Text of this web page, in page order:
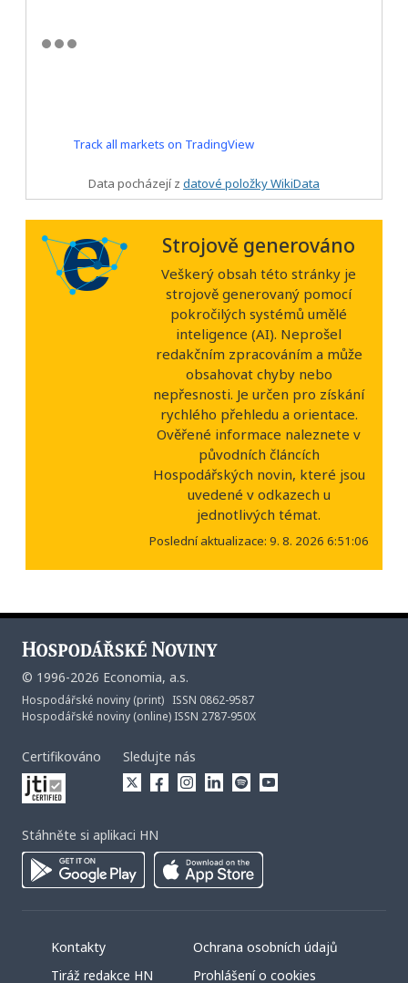
Track all markets on TradingView
Data pocházejí z datové položky WikiData
Strojově generováno
Veškerý obsah této stránky je
strojově generovaný pomocí
pokročilých systémů umělé
inteligence (AI). Neprošel
redakčním zpracováním a může
obsahovat chyby nebo
nepřesnosti. Je určen pro získání
rychlého přehledu a orientace.
Ověřené informace naleznete v
původních článcích
Hospodářských novin, které jsou
uvedené v odkazech u
jednotlivých témat.
Poslední aktualizace: 9. 8. 2026 6:51:06
© 1996-2026 Economia, a.s.
Hospodářské noviny (print) ISSN 0862-9587
Hospodářské noviny (online) ISSN 2787-950X
Certifikováno Sledujte nás
Stáhněte si aplikaci HN
Kontakty
Tiráž redakce HN
Ochrana osobních údajů
Prohlášení o cookies